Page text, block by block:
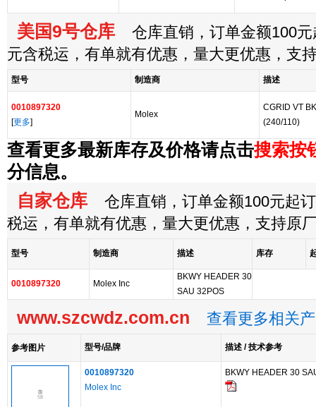
美国9号仓库 仓库直销，订单金额100元
元含税运，有单就有优惠，量大更优惠，支
型号 制造商 描述
0010897320
[更多]
Molex
CGRID VT
(240/110)
查看更多最新库存及价格请点击搜索按
分信息。
自家仓库 仓库直销，订单金额100元起
税运，有单就有优惠，量大更优惠，支持原
型号 制造商 描述 库存
0010897320 Molex Inc
BKWY HEADER 30
SAU 32POS
www.szcwdz.com.cn 查看更多相关
参考图片 型号/品牌 描述 / 技术参考
0010897320
Molex Inc
BKWY HEADER 30